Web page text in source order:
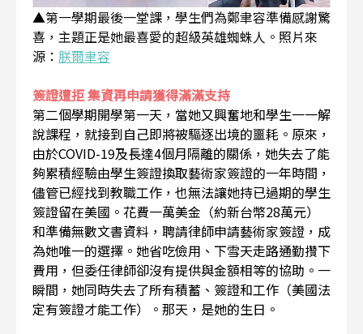
▲第一學期最後一堂課，學生們為鄭聿容準備感謝驚
喜，主題正是她最喜愛的超級英雄蜘蛛人。照片來
源： 朕爾聿容
簽證遭拒 集資再申請獲得滿滿支持
第二個學期開學第一天，當她又興奮地和學生一一解
說課程，就接到自己即將被驅逐出境的噩耗。原來，
由於COVID-19及長達4個月隔離的關係，她失去了能
夠累積經驗由學生簽證換取藝術家簽證的一年時間，
儘管已經找到教職工作，也無法讓她持已過期的學生
簽證留在美國。花費一萬美金（約新台幣28萬元）
和準備無數文書資料，聘請律師申請藝術家簽證，成
為她唯一的選擇。她省吃儉用、下雪天走路通勤攢下
費用，但委任律師卻沒有提供與金額相等的協助。一
瞬間，她同時失去了所有積蓄、簽證和工作（美國法
定有簽證才能工作）。那天，是她的生日。